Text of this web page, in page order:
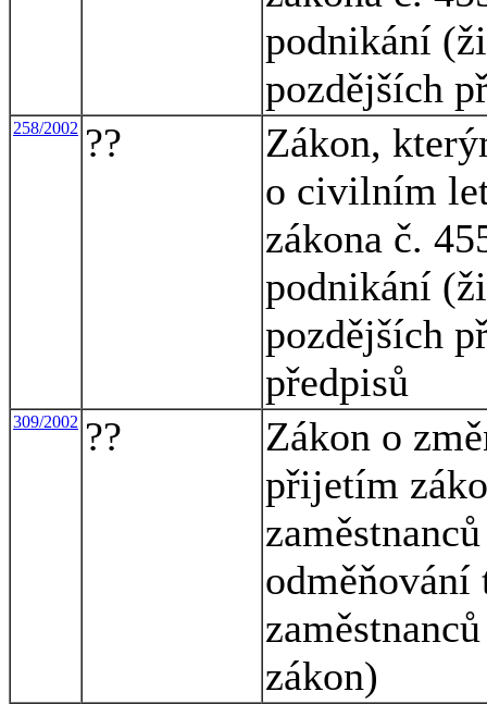
podnikání
pozdějších
258/2002 ??
Zákon,
o civilním
zákona č.
podnikání
pozdějších
předpisů
309/2002 ??
Zákon o
přijetím
odměňování
zákon)